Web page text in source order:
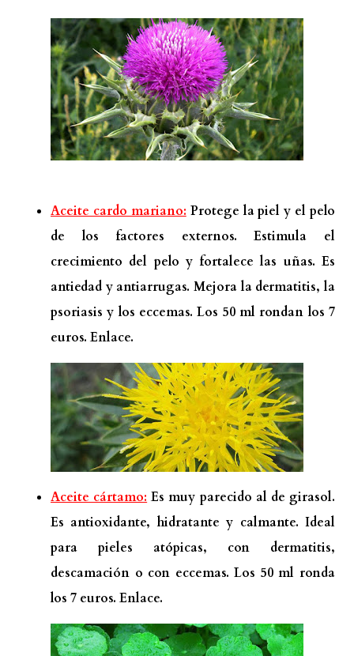
Aceite cardo mariano: Protege la piel y el pelo
de los factores externos. Estimula el
crecimiento del pelo y fortalece las uñas. Es
antiedad y antiarrugas. Mejora la dermatitis, la
psoriasis y los eccemas. Los 50 ml rondan los 7
euros. Enlace.
Aceite cártamo: Es muy parecido al de girasol.
Es antioxidante, hidratante y calmante. Ideal
para pieles atópicas, con dermatitis,
descamación o con eccemas. Los 50 ml ronda
los 7 euros. Enlace.